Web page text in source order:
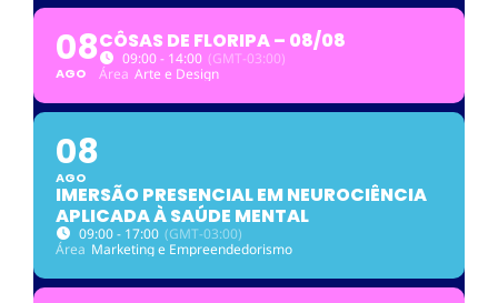
08
AGO
CÔSAS DE FLORIPA – 08/08
09:00 - 14:00 (GMT-03:00)
Área Arte e Design
08
AGO
IMERSÃO PRESENCIAL EM NEUROCIÊNCIA
APLICADA À SAÚDE MENTAL
09:00 - 17:00 (GMT-03:00)
Área Marketing e Empreendedorismo